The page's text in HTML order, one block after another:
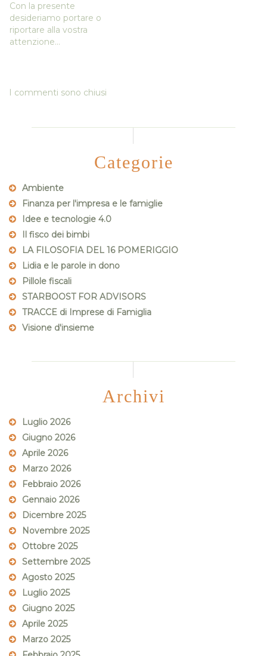
Con la presente
desideriamo portare o
riportare alla vostra
attenzione...
I commenti sono chiusi
Categorie
Ambiente
Finanza per l'impresa e le famiglie
Idee e tecnologie 4.0
Il fisco dei bimbi
LA FILOSOFIA DEL 16 POMERIGGIO
Lidia e le parole in dono
Pillole fiscali
STARBOOST FOR ADVISORS
TRACCE di Imprese di Famiglia
Visione d'insieme
Archivi
Luglio 2026
Giugno 2026
Aprile 2026
Marzo 2026
Febbraio 2026
Gennaio 2026
Dicembre 2025
Novembre 2025
Ottobre 2025
Settembre 2025
Agosto 2025
Luglio 2025
Giugno 2025
Aprile 2025
Marzo 2025